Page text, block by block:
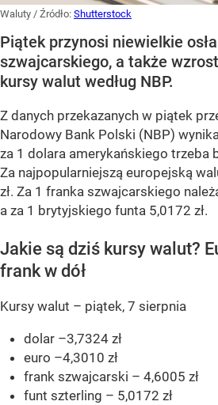
Waluty / Źródło: Shutterstock
Piątek przynosi niewielkie
szwajcarskiego, a także
kursy walut według NBP.
Z danych przekazanych w piątek
Narodowy Bank Polski (NBP)
za 1 dolara amerykańskiego trzeba
Za najpopularniejszą europejską
zł. Za 1 franka szwajcarskiego
a za 1 brytyjskiego funta 5,0172 zł.
Jakie są dziś kursy walut?
frank w dół
Kursy walut – piątek, 7 sierpnia
dolar –3,7324 zł
euro –4,3010 zł
frank szwajcarski – 4,6005 zł
funt szterling – 5,0172 zł